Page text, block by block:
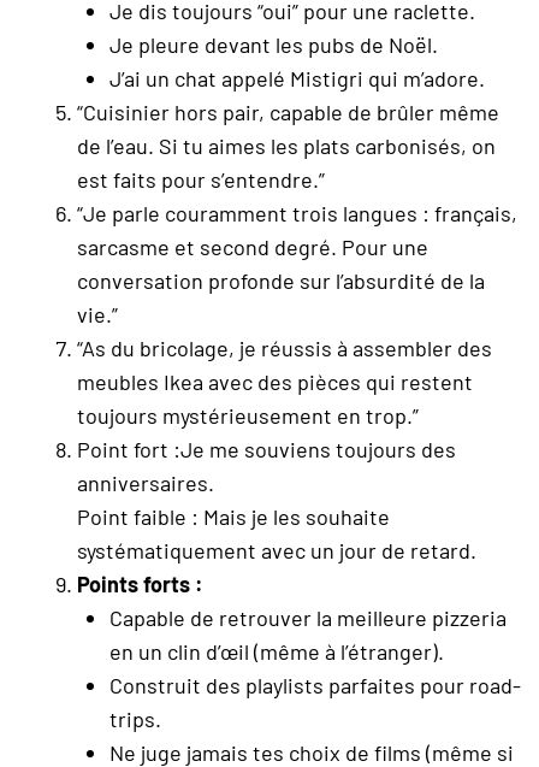
Je dis toujours “oui” pour une raclette.
Je pleure devant les pubs de Noël.
J’ai un chat appelé Mistigri qui m’adore.
“Cuisinier hors pair, capable de brûler même
de l’eau. Si tu aimes les plats carbonisés, on
est faits pour s’entendre.”
“Je parle couramment trois langues : français,
sarcasme et second degré. Pour une
conversation profonde sur l’absurdité de la
vie.”
“As du bricolage, je réussis à assembler des
meubles Ikea avec des pièces qui restent
toujours mystérieusement en trop.”
Point fort :Je me souviens toujours des
anniversaires.
Point faible : Mais je les souhaite
systématiquement avec un jour de retard.
Points forts :
Capable de retrouver la meilleure pizzeria
en un clin d’œil (même à l’étranger).
Construit des playlists parfaites pour road-
trips.
Ne juge jamais tes choix de films (même si